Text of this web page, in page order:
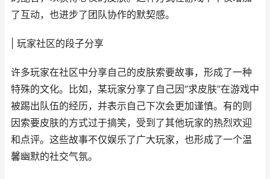
了互动，也进步了团队协作的默契感。
| 玩家社区的段子分享
许多玩家在社区中分享自己的皮肤索要故事，形成了一种
特殊的文化。比如，某玩家分享了自己因“求皮肤”在游戏中
被踢出队伍的经历，并表示自己下次会更加谨慎。有的则
因索要皮肤的方式过于搞笑，受到了其他玩家的热烈欢迎
和点评。这些故事不仅娱乐了广大玩家，也形成了一个温
馨幽默的社交气氛。